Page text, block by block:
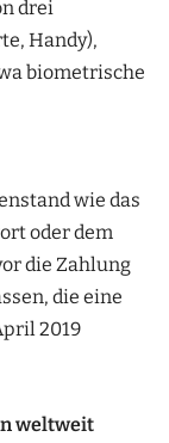
drei
Handy),
biometrische
wie das
oder dem
die Zahlung
die eine
2019
weltweit